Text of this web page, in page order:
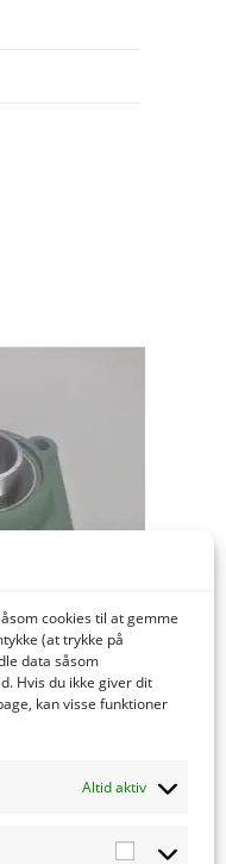
cookies til at gemme
(at trykke på
data såsom
Hvis du ikke giver dit
kan visse funktioner
Altid aktiv
snegl